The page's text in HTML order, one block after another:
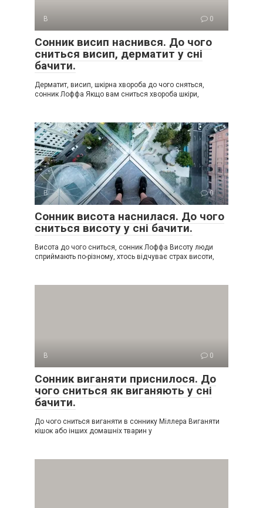
В 0
Сонник висип наснився. До чого
сниться висип, дерматит у сні
бачити.
Дерматит, висип, шкірна хвороба до чого сняться,
сонник Лоффа Якщо вам сниться хвороба шкіри,
В 0
Сонник висота наснилася. До чого
сниться висоту у сні бачити.
Висота до чого сниться, сонник Лоффа Висоту люди
сприймають по-різному, хтось відчуває страх висоти,
В 0
Сонник виганяти приснилося. До
чого сниться як виганяють у сні
бачити.
До чого сниться виганяти в соннику Міллера Виганяти
кішок або інших домашніх тварин у